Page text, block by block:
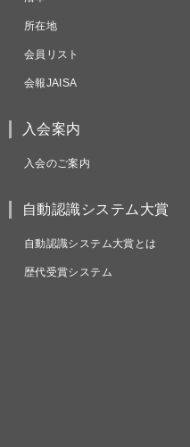
所在地
会員リスト
会報JAISA
入会案内
入会のご案内
自動認識システム大賞
自動認識システム大賞とは
歴代受賞システム